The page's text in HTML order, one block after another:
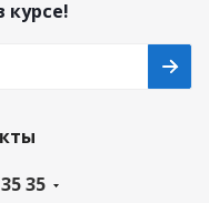
курсе!
35